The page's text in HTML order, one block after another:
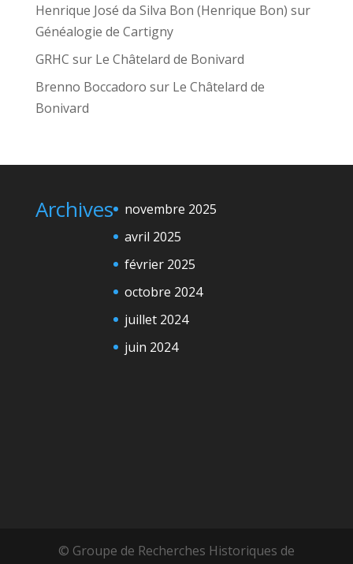
Henrique José da Silva Bon (Henrique Bon) sur
Généalogie de Cartigny
GRHC sur Le Châtelard de Bonivard
Brenno Boccadoro sur Le Châtelard de
Bonivard
Archives
novembre 2025
avril 2025
février 2025
octobre 2024
juillet 2024
juin 2024
© Groupe de Recherches Historiques de